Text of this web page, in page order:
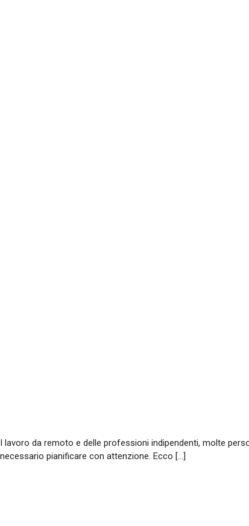
lavoro da remoto e delle professioni indipendenti, molte
pianificare con attenzione. Ecco […]